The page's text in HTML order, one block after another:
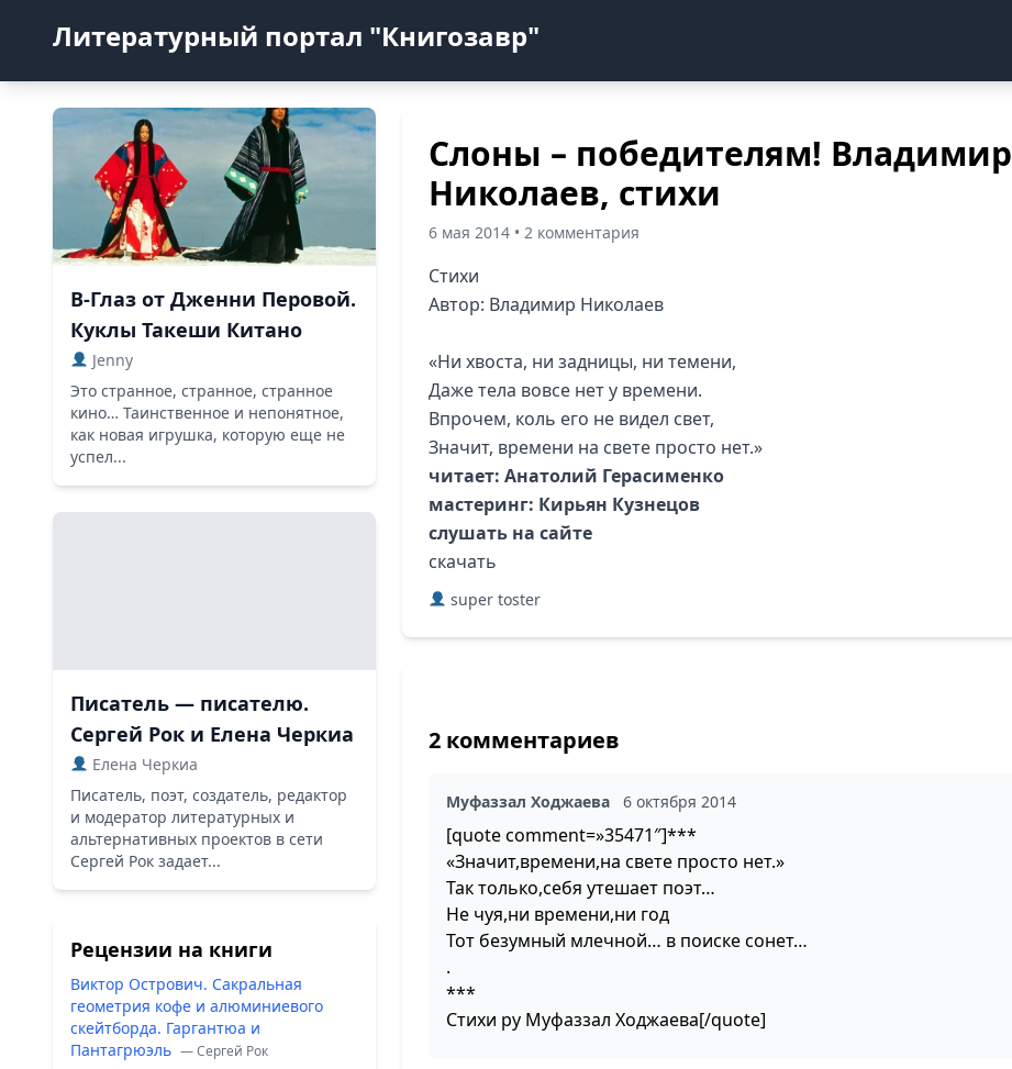
Литературный портал "Книгозавр"
В-Глаз от Дженни Перовой.
Куклы Такеши Китано
Jenny
Это странное, странное, странное
кино… Таинственное и непонятное,
как новая игрушка, которую еще не
успел...
Писатель — писателю.
Сергей Рок и Елена Черкиа
Елена Черкиа
Писатель, поэт, создатель, редактор
и модератор литературных и
альтернативных проектов в сети
Сергей Рок задает...
Рецензии на книги
Виктор Острович. Сакральная
геометрия кофе и алюминиевого
скейтборда. Гаргантюа и
Пантагрюэль — Сергей Рок
Слоны – победителям! Владимир
Николаев, стихи
6 мая 2014 • 2 комментария
Стихи
Автор: Владимир Николаев
«Ни хвоста, ни задницы, ни темени,
Даже тела вовсе нет у времени.
Впрочем, коль его не видел свет,
Значит, времени на свете просто нет.»
читает: Анатолий Герасименко
мастеринг: Кирьян Кузнецов
слушать на сайте
скачать
super toster
2 комментариев
Муфаззал Ходжаева 6 октября 2014
[quote comment=»35471″]***
«Значит,времени,на свете просто нет.»
Так только,себя утешает поэт…
Не чуя,ни времени,ни год
Тот безумный млечной… в поиске сонет…
.
***
Стихи ру Муфаззал Ходжаева[/quote]